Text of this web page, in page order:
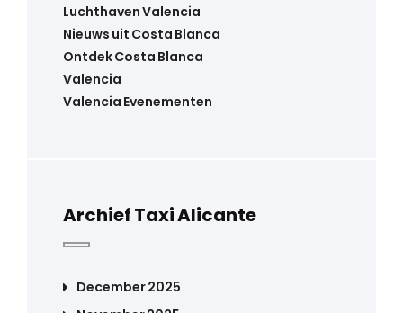
Luchthaven Valencia
Nieuws uit Costa Blanca
Ontdek Costa Blanca
Valencia
Valencia Evenementen
Archief Taxi Alicante
December 2025